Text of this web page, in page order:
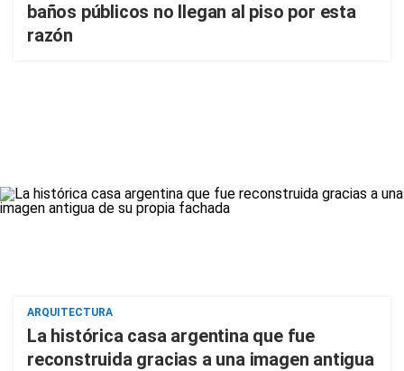
baños públicos no llegan al piso por esta
razón
ARQUITECTURA
La histórica casa argentina que fue
reconstruida gracias a una imagen antigua